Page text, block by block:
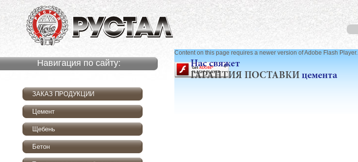
Навигация по сайту:
ЗАКАЗ ПРОДУКЦИИ
Цемент
Щебень
Бетон
Content on this page requires a newer version of Adobe Flash Player.